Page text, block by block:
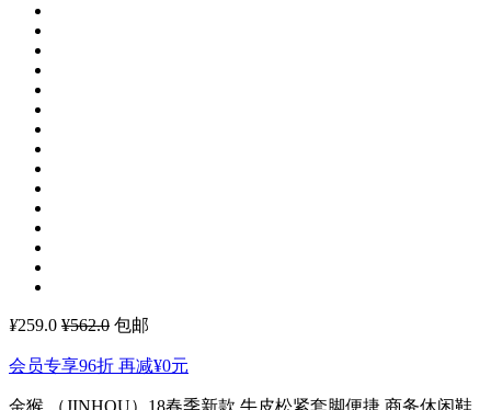
¥259.0 ¥562.0 包邮
会员专享96折 再减¥0元